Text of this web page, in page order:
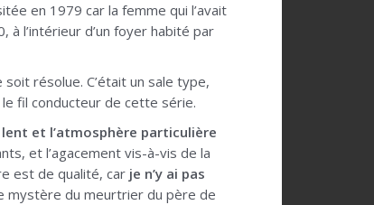
en 1979 car la femme qui l’avait
l’intérieur d’un foyer habité par
résolue. C’était un sale type,
fil conducteur de cette série.
et l’atmosphère particulière
et l’agacement vis-à-vis de la
est de qualité, car je n’y ai pas
mystère du meurtrier du père de